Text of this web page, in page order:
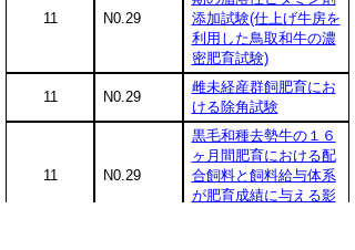
11 N0.29
添加試験(仕上げ牛房を
利用した鳥取和牛の濃
密肥育試験)
11 N0.29
雌未経産群飼肥育にお
ける除角試験
11 N0.29
黒毛和種去勢牛の１６
ヶ月間肥育における配
合飼料と飼料給与体系
が肥育成績に与える影